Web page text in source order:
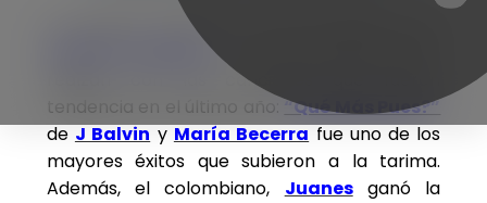
La Industria Musical se viste de gala en los
Premios Grammy, y las presentaciones se
realzan con las canciones que fueron
tendencia en el último año:“Qué Más Pues?”
de J Balvin y María Becerra fue uno de los
mayores éxitos que subieron a la tarima.
Además, el colombiano, Juanesganó la